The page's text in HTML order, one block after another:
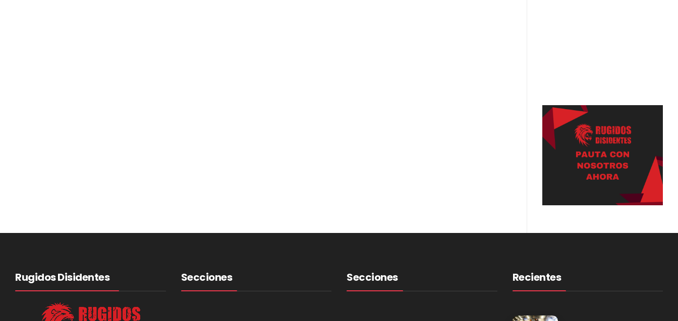
Rugidos Disidentes Secciones Secciones Recientes